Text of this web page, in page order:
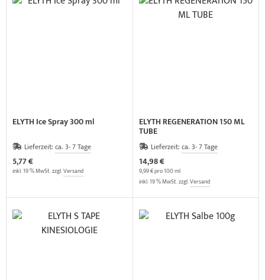
ELYTH Ice Spray 300 ml
Lieferzeit: ca. 3- 7 Tage
5,77 €
inkl. 19 % MwSt. zzgl.Versand
ELYTH REGENERATION 150 ML
TUBE
Lieferzeit: ca. 3- 7 Tage
14,98 €
9,99 € pro 100 ml
inkl. 19 % MwSt. zzgl.Versand